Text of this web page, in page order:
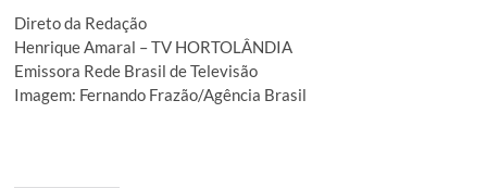
Direto da Redação
Henrique Amaral – TV HORTOLÂNDIA
Emissora Rede Brasil de Televisão
Imagem: Fernando Frazão/Agência Brasil